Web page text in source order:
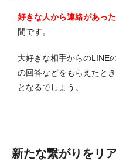
好きな人から連絡があっ
間です。
大好きな相手からのLINE
の回答などをもらえたと
となるでしょう。
新たな繋がりをリ